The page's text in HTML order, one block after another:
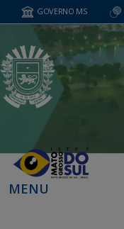
GOVERNO MS
MENU